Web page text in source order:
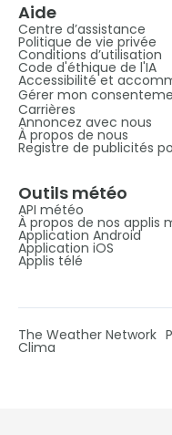
Aide
Centre d’assistance
Politique de vie privée
Conditions d’utilisation
Code d'éthique de l'IA
Accessibilité et
Gérer mon
Carrières
Annoncez avec nous
À propos de nous
Registre de publicités
Outils météo
API météo
À propos de nos applis
Application Android
Application iOS
Applis télé
The Weather Network
Clima